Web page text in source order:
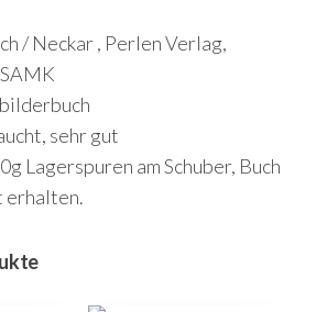
/ Neckar , Perlen Verlag,
sehr gut
Lagerspuren am Schuber, Buch
erhalten.